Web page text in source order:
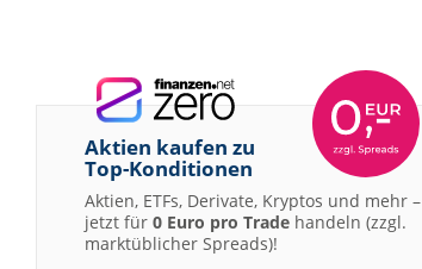
Aktien kaufen zu
Top-Konditionen
Aktien, ETFs, Derivate, Kryptos und mehr –
jetzt für 0 Euro pro Trade handeln (zzgl.
marktüblicher Spreads)!